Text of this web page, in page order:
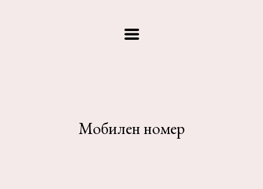
Мобилен номер